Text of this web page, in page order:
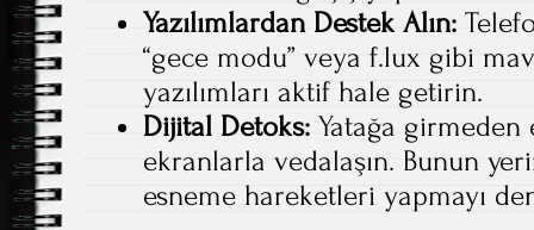
Yazılımlardan Destek Alın:
“gece modu” veya f.lux gibi
yazılımları aktif hale getirin.
Dijital Detoks: Yatağa girmeden
ekranlarla vedalaşın. Bunun
esneme hareketleri yapmayı